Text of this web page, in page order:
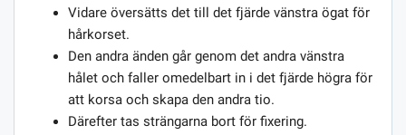
Vidare översätts det till det fjärde vänstra ögat för
hårkorset.
Den andra änden går genom det andra vänstra
hålet och faller omedelbart in i det fjärde högra för
att korsa och skapa den andra tio.
Därefter tas strängarna bort för fixering.